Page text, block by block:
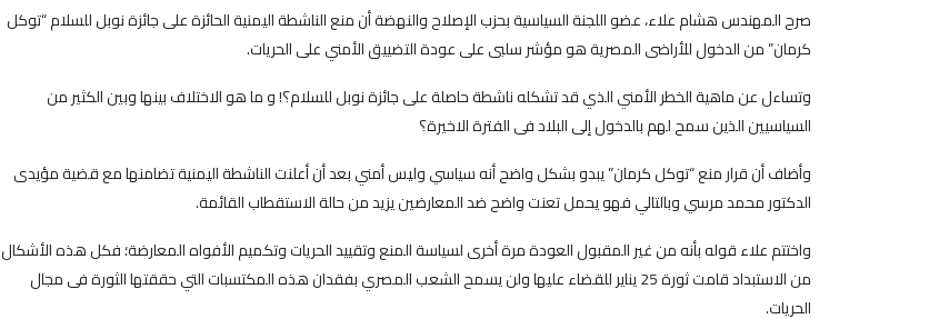
صرح المهندس هشام علاء، عضو اللجنة السياسية بحزب الإصلاح والنهضة أن منع الناشطة اليمنية الحائزة على جائزة نوبل للسلام “توكل
كرمان” من الدخول للأراضى المصرية هو مؤشر سلبى على عودة التضييق الأمني على الحريات.
وتساءل عن ماهية الخطر الأمني الذي قد تشكله ناشطة حاصلة على جائزة نوبل للسلام؟! و ما هو الاختلاف بينها وبين الكثير من
السياسيين الذين سمح لهم بالدخول إلى البلاد فى الفترة الاخيرة؟
وأضاف أن قرار منع “توكل كرمان” يبدو بشكل واضح أنه سياسي وليس أمني بعد أن أعلنت الناشطة اليمنية تضامنها مع قضية مؤيدى
الدكتور محمد مرسي وبالتالي فهو يحمل تعنت واضح ضد المعارضين يزيد من حالة الاستقطاب القائمة.
واختتم علاء قوله بأنه من غير المقبول العودة مرة أخرى لسياسة المنع وتقييد الحريات وتكميم الأفواه المعارضة؛ فكل هذه الأشكال
من الاستبداد قامت ثورة 25 يناير للقضاء عليها ولن يسمح الشعب المصري بفقدان هذه المكتسبات التي حققتها الثورة فى مجال
الحريات.